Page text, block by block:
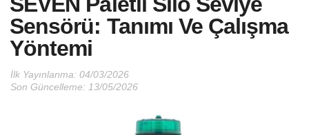
Sensörü: Tanımı Ve Çalışma
Yöntemi
İlk Yayınlanma:
Son Güncelleme: 13/05/2026